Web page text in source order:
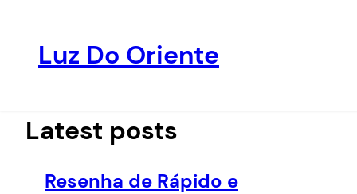
conteúdo
Luz Do Oriente
Latest posts
Resenha de Rápido e